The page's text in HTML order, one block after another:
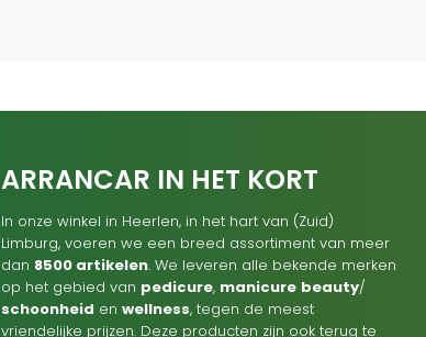
ARRANCAR IN HET KORT
In onze winkel in Heerlen, in het hart van (Zuid)
Limburg, voeren we een breed assortiment van meer
dan 8500 artikelen. We leveren alle bekende merken
op het gebied van pedicure, manicure beauty/
schoonheid en wellness, tegen de meest
vriendelijke prijzen. Deze producten zijn ook terug te